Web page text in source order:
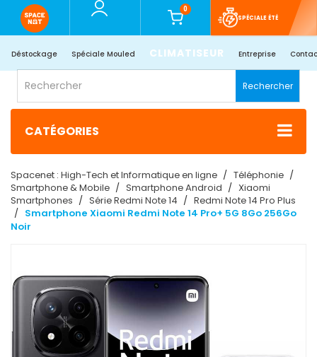
0
SPÉCIALE ÉTÉ
Déstockage Spéciale Mouled CLIMATISEUR Entreprise
Rechercher
CATÉGORIES
Spacenet : High-Tech et Informatique en ligne
Téléphonie
Smartphone & Mobile
Smartphone Android
Xiaomi
Smartphones
Série Redmi Note 14
Redmi Note 14 Pro Plus
Smartphone Xiaomi Redmi Note 14 Pro+ 5G 8Go 256Go
Noir